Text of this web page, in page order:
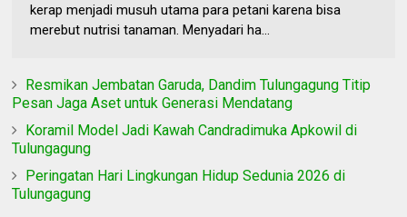
kerap menjadi musuh utama para petani karena bisa
merebut nutrisi tanaman. Menyadari ha...
Resmikan Jembatan Garuda, Dandim Tulungagung Titip
Pesan Jaga Aset untuk Generasi Mendatang
Koramil Model Jadi Kawah Candradimuka Apkowil di
Tulungagung
Peringatan Hari Lingkungan Hidup Sedunia 2026 di
Tulungagung